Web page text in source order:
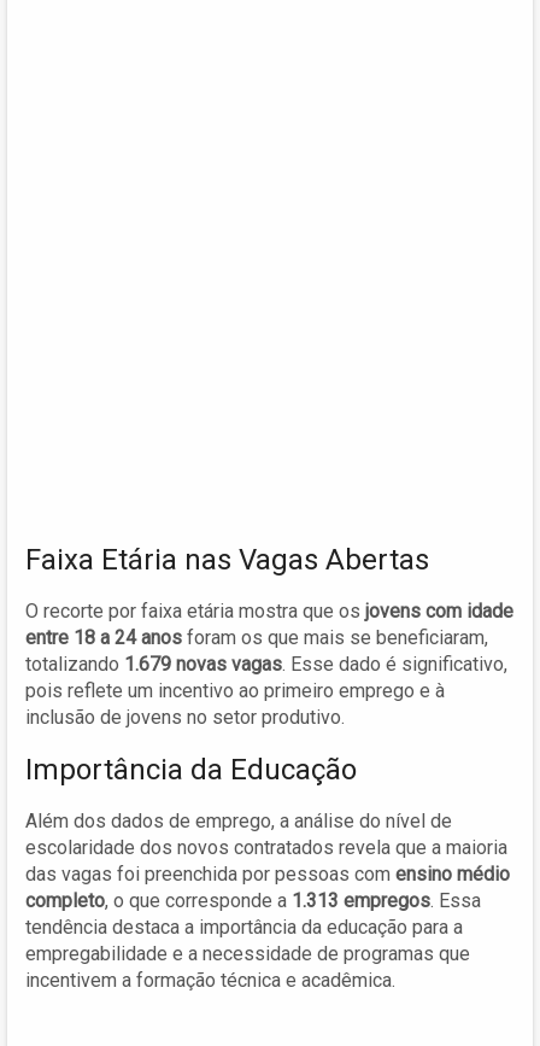
Faixa Etária nas Vagas Abertas
O recorte por faixa etária mostra que os jovens com idade
entre 18 a 24 anos foram os que mais se beneficiaram,
totalizando 1.679 novas vagas. Esse dado é significativo,
pois reflete um incentivo ao primeiro emprego e à
inclusão de jovens no setor produtivo.
Importância da Educação
Além dos dados de emprego, a análise do nível de
escolaridade dos novos contratados revela que a maioria
das vagas foi preenchida por pessoas com ensino médio
completo, o que corresponde a 1.313 empregos. Essa
tendência destaca a importância da educação para a
empregabilidade e a necessidade de programas que
incentivem a formação técnica e acadêmica.